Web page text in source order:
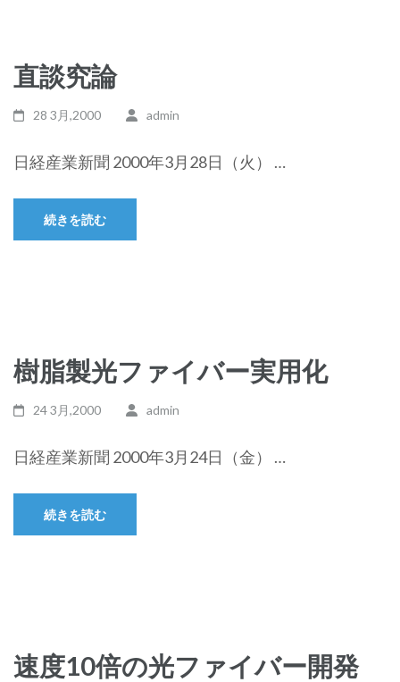
直談究論
28 3月,2000 admin
日経産業新聞 2000年3月28日（火） …
続きを読む
樹脂製光ファイバー実用化
24 3月,2000 admin
日経産業新聞 2000年3月24日（金） …
続きを読む
速度10倍の光ファイバー開発